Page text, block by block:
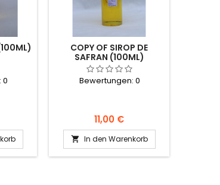
0
COPY OF SIROP DE
SAFRAN (100ML)
Bewertungen: 0
Preis
11,00 €
 In den Warenkorb